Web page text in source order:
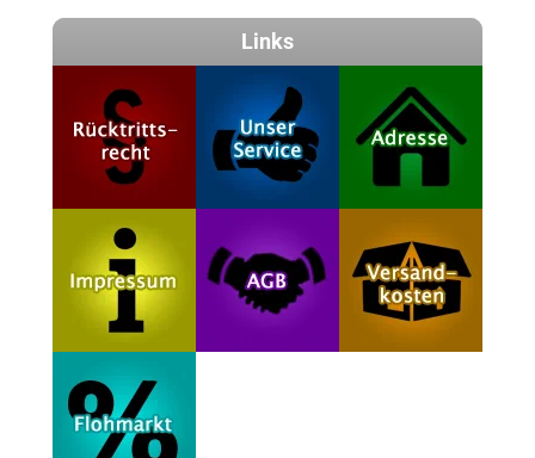
Links